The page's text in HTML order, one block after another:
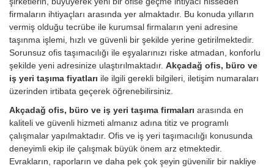
firmaların ihtiyaçları arasında yer almaktadır. Bu konuda yılların
vermiş olduğu tecrübe ile kurumsal firmaların yeni adresine
taşınma işlemi, hızlı ve güvenli bir şekilde yerine getirilmektedir.
Sorunsuz ofis taşımacılığı ile eşyalarınızı riske atmadan, konforlu
şekilde yeni adresinize ulaştırılmaktadır. Akçadağ ofis, büro ve
iş yeri taşıma fiyatları ile ilgili gerekli bilgileri, iletişim numaraları
üzerinden irtibata geçerek öğrenebilirsiniz.
Akçadağ ofis, büro ve iş yeri taşıma firmaları arasında en
kaliteli ve güvenli hizmeti almanız adına titiz ve programlı
çalışmalar yapılmaktadır. Ofis ve iş yeri taşımacılığı konusunda
deneyimli ekip ile çalışmak büyük önem arz etmektedir.
Evrakların, raporların ve daha pek çok şeyin güvenilir bir nakliye